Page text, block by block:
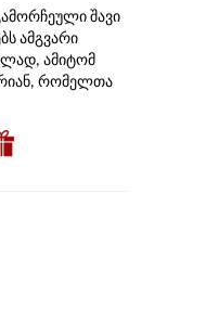
შავი
ამგვარი
ამიტომ
რომელთა